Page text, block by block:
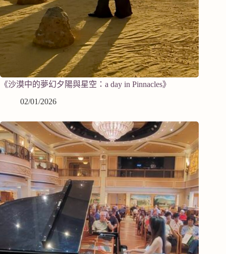
《沙漠中的夢幻夕陽與星空：a day in Pinnacles》
02/01/2026